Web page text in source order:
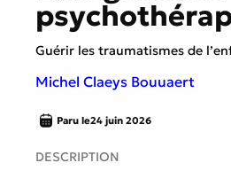
Guérir les traumatismes de
Michel Claeys Bouuaert
Paru le24 juin 2026
DESCRIPTION